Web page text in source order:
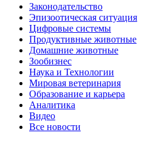
Законодательство
Эпизоотическая ситуация
Цифровые системы
Продуктивные животные
Домашние животные
Зообизнес
Наука и Технологии
Мировая ветеринария
Образование и карьера
Аналитика
Видео
Все новости